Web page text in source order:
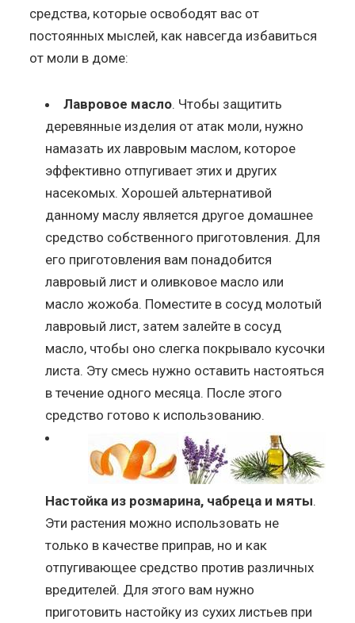
средства, которые освободят вас от
постоянных мыслей, как навсегда избавиться
от моли в доме:
Лавровое масло. Чтобы защитить
деревянные изделия от атак моли, нужно
намазать их лавровым маслом, которое
эффективно отпугивает этих и других
насекомых. Хорошей альтернативой
данному маслу является другое домашнее
средство собственного приготовления. Для
его приготовления вам понадобится
лавровый лист и оливковое масло или
масло жожоба. Поместите в сосуд молотый
лавровый лист, затем залейте в сосуд
масло, чтобы оно слегка покрывало кусочки
листа. Эту смесь нужно оставить настояться
в течение одного месяца. После этого
средство готово к использованию.
Настойка из розмарина, чабреца и мяты.
Эти растения можно использовать не
только в качестве приправ, но и как
отпугивающее средство против различных
вредителей. Для этого вам нужно
приготовить настойку из сухих листьев при